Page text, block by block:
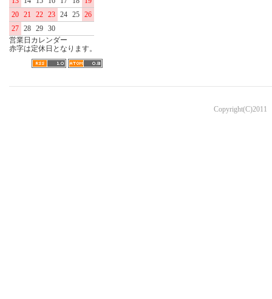
20 21 22 23 24 25 26
27 28 29 30
営業日カレンダー
赤字は定休日となります。